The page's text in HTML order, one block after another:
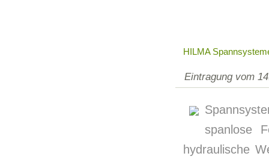
HILMA
Eintragung vom
spanlose
hydraulische